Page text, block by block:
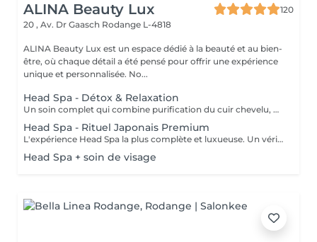
ALINA Beauty Lux
120
20 , Av. Dr Gaasch Rodange L-4818
ALINA Beauty Lux est un espace dédié à la beauté et au bien-
être, où chaque détail a été pensé pour offrir une expérience
unique et personnalisée. No...
Head Spa - Détox & Relaxation
Un soin complet qui combine purification du cuir chevelu, détoxification et massage relaxant. Inspiré des techniques japonaises, il élimine les impuretés, oxygène la peau et favorise la croissance des cheveux. Le visage se détend, l'esprit s'apaise et le cuir chevelu respire à nouveau.
Head Spa - Rituel Japonais Premium
L'expérience Head Spa la plus complète et luxueuse. Un véritable rituel japonais qui associe aromathérapie, massages profonds. Un moment d'équilibre, d'énergie et de renaissance pour le corps et l'esprit.
Head Spa + soin de visage